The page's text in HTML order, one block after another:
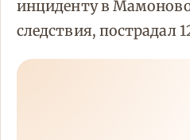
инциденту в
следствия, пострадал